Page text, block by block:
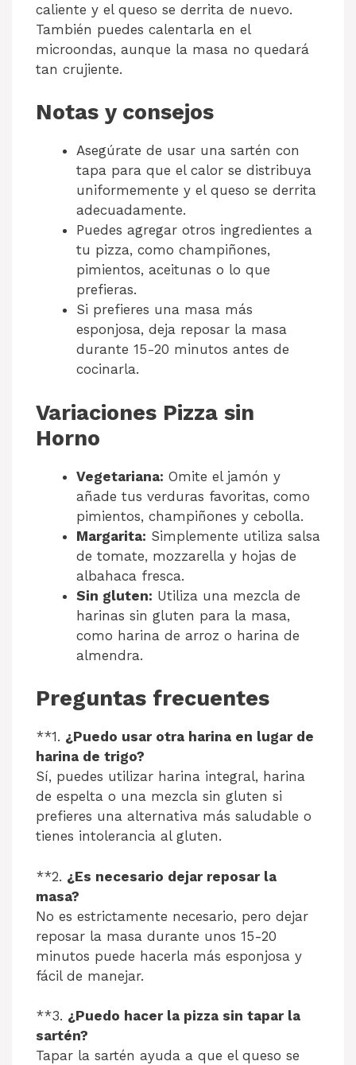
caliente y el queso se derrita de nuevo.
También puedes calentarla en el
microondas, aunque la masa no quedará
tan crujiente.
Notas y consejos
Asegúrate de usar una sartén con
tapa para que el calor se distribuya
uniformemente y el queso se derrita
adecuadamente.
Puedes agregar otros ingredientes a
tu pizza, como champiñones,
pimientos, aceitunas o lo que
prefieras.
Si prefieres una masa más
esponjosa, deja reposar la masa
durante 15-20 minutos antes de
cocinarla.
Variaciones Pizza sin
Horno
Vegetariana: Omite el jamón y
añade tus verduras favoritas, como
pimientos, champiñones y cebolla.
Margarita: Simplemente utiliza salsa
de tomate, mozzarella y hojas de
albahaca fresca.
Sin gluten: Utiliza una mezcla de
harinas sin gluten para la masa,
como harina de arroz o harina de
almendra.
Preguntas frecuentes
**1. ¿Puedo usar otra harina en lugar de
harina de trigo?
Sí, puedes utilizar harina integral, harina
de espelta o una mezcla sin gluten si
prefieres una alternativa más saludable o
tienes intolerancia al gluten.
**2. ¿Es necesario dejar reposar la
masa?
No es estrictamente necesario, pero dejar
reposar la masa durante unos 15-20
minutos puede hacerla más esponjosa y
fácil de manejar.
**3. ¿Puedo hacer la pizza sin tapar la
sartén?
Tapar la sartén ayuda a que el queso se